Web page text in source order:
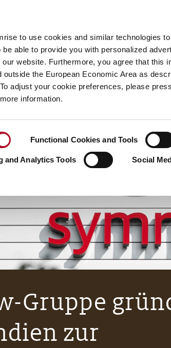
to use cookies and similar technologies
able to provide you with personalized
website. Furthermore, you agree that this
the European Economic Area as
adjust your cookie preferences, please
information.
Functional Cookies and Tools
and Analytics Tools
Social
Gruppe
zur